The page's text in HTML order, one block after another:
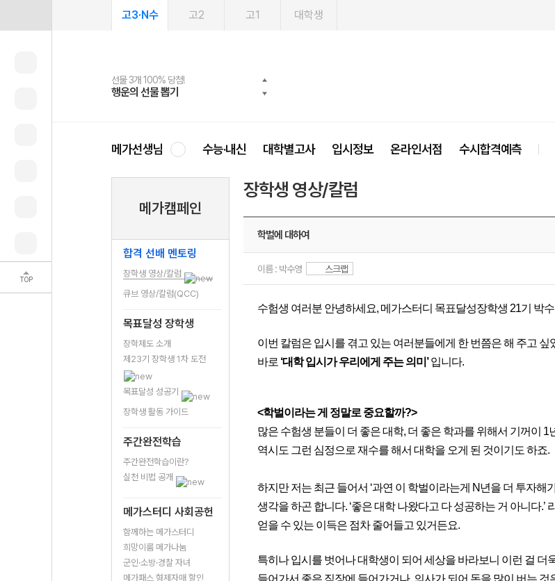
TOP
고3·N수 고2 고1 대학생
메가스터디
선물 3개 100% 당첨!
행운의 선물 뽑기
선물 100% 증정!
메가스터디 X 올리브
여름방학 스터디 캐시백
메가런 썸머스쿨
2027 러셀 단과
강사 공개선발
스마트러닝앱
설문 EVENT
메가패스
3일 무료 체험권
메가패스 수강생 무료혜택!
메가클럽 멤버십
사회공헌 캠페인
희망이룸 메가나눔
메가선생님 수능·내신 대학별고사 입시정보 온라인서점 수시합격예측
메가캠페인
합격 선배 멘토링
장학생 영상/칼럼
큐브 영상/칼럼(QCC)
목표달성 장학생
장학제도 소개
제23기 장학생 1차 도전
목표달성 성공기
장학생 활동 가이드
주간완전학습
주간완전학습이란?
실천 비법 공개
메가스터디 사회공헌
함께하는 메가스터디
희망이룸 메가나눔
군인·소방·경찰 자녀
메가패스 형제자매 할인
장학생 영상/칼럼
학벌에 대하여
이름 : 박수영 스크랩
수험생 여러분 안녕하세요, 메가스터디 목표달성장학생 21기 박
이번 칼럼은 입시를 겪고 있는 여러분들에게 한 번쯤은 해 주고 싶
바로 ‘대학 입시가 우리에게 주는 의미’입니다.
<학벌이라는 게 정말로 중요할까?>
많은 수험생 분들이 더 좋은 대학, 더 좋은 학과를 위해서 기꺼이
역시도 그런 심정으로 재수를 해서 대학을 오게 된 것이기도 하죠.
하지만 저는 최근 들어서 ‘과연 이 학벌이라는게 N년을 더 투자해
생각을 하곤 합니다. ‘좋은 대학 나왔다고 다 성공하는 거 아니다
얻을 수 있는 이득은 점차 줄어들고 있거든요.
특히나 입시를 벗어나 대학생이 되어 세상을 바라보니 이런 걸 더
들어가서 좋은 직장에 들어가거나, 의사가 되어 돈을 많이 버는